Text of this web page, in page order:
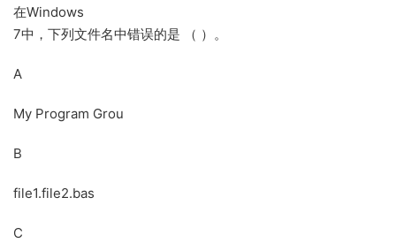
在Windows
7中，下列文件名中错误的是 （ ）。
A
My Program Grou
B
file1.file2.bas
C